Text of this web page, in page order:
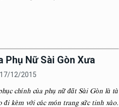
Phụ Nữ Sài Gòn Xưa
17/12/2015
chính của phụ nữ đất Sài Gòn là tà
đi kèm với các món trang sức tinh xảo.